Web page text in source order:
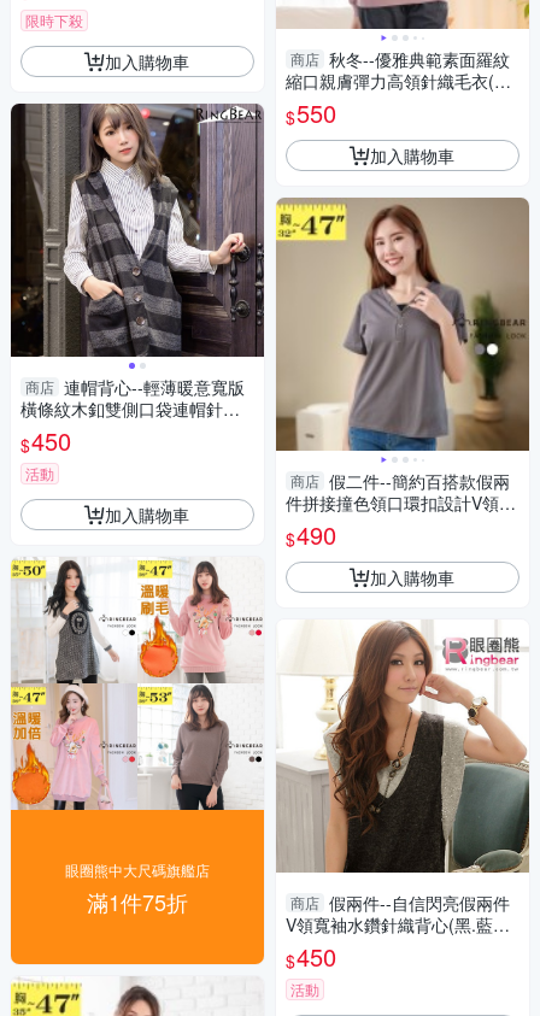
限時下殺
加入購物車
商店 連帽背心--輕薄暖意寬版
橫條紋木釦雙側口袋連帽針織
長版背心(黑.灰XL-4L)-J293眼
圈熊中大尺碼
$450
活動
加入購物車
眼圈熊中大尺碼旗艦店
滿1件75折
商店 秋冬--優雅典範素面羅紋
縮口親膚彈力高領針織毛衣(黑.
粉.藍XL-3L)-X453眼圈熊中大
尺碼
$550
加入購物車
商店 假二件--簡約百搭款假兩
件拼接撞色領口環扣設計V領短
袖上衣(白.灰M-3L)-U709眼圈
熊中大尺碼
$490
加入購物車
商店 假兩件--自信閃亮假兩件
V領寬袖水鑽針織背心(黑.藍M-
XL)-A50眼圈熊中大尺碼
$450
活動